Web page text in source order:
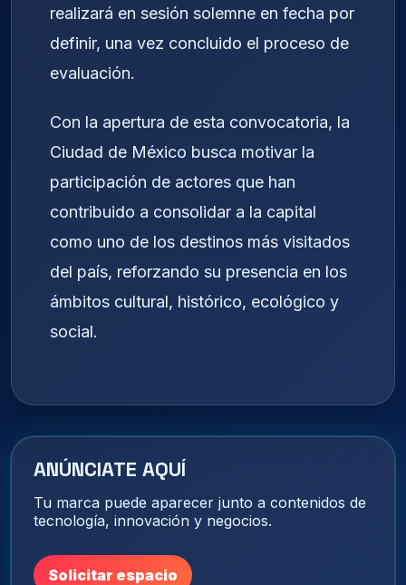
realizará en sesión solemne en fecha por
definir, una vez concluido el proceso de
evaluación.
Con la apertura de esta convocatoria, la
Ciudad de México busca motivar la
participación de actores que han
contribuido a consolidar a la capital
como uno de los destinos más visitados
del país, reforzando su presencia en los
ámbitos cultural, histórico, ecológico y
social.
ANÚNCIATE AQUÍ
Tu marca puede aparecer junto a contenidos de
tecnología, innovación y negocios.
Solicitar espacio